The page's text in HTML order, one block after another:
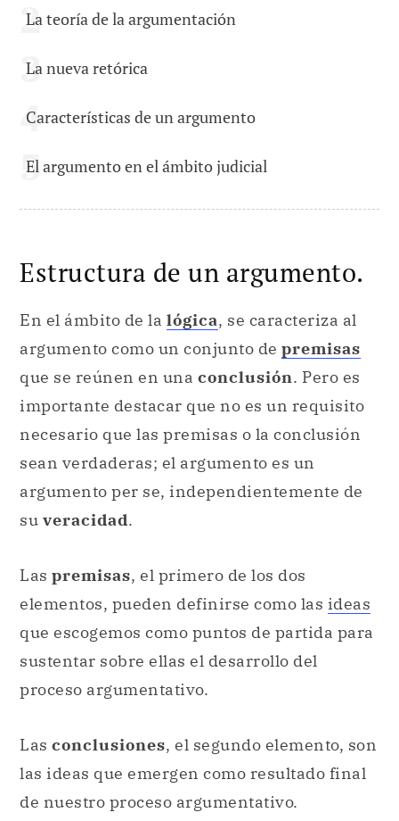
La teoría de la argumentación
La nueva retórica
Características de un argumento
El argumento en el ámbito judicial
Estructura de un argumento.
En el ámbito de la lógica, se caracteriza al
argumento como un conjunto de premisas
que se reúnen en una conclusión. Pero es
importante destacar que no es un requisito
necesario que las premisas o la conclusión
sean verdaderas; el argumento es un
argumento per se, independientemente de
su veracidad.
Las premisas, el primero de los dos
elementos, pueden definirse como las ideas
que escogemos como puntos de partida para
sustentar sobre ellas el desarrollo del
proceso argumentativo.
Las conclusiones, el segundo elemento, son
las ideas que emergen como resultado final
de nuestro proceso argumentativo.